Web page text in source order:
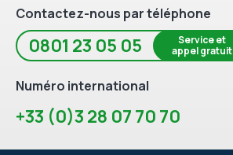
Contactez-nous par téléphone
0801 23 05 05
Service et
appel gratuit
Numéro international
+33 (0)3 28 07 70 70